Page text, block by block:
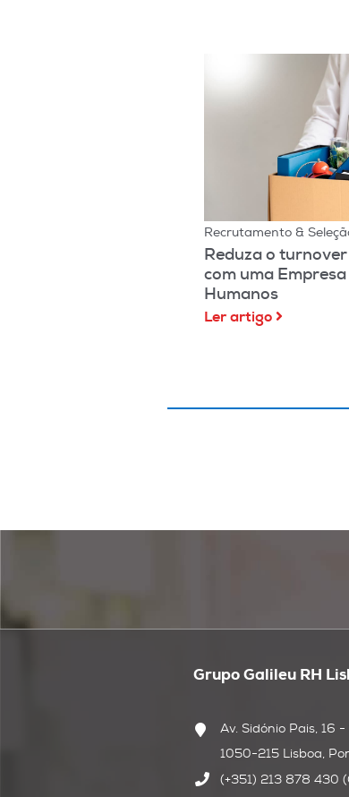
Recrutamento &
Reduza o
com uma
Humanos
Ler artigo
Grupo Galileu RH
Av. Sidónio Pais, 16 -
1050-215 Lisboa,
(+351) 213 878 430